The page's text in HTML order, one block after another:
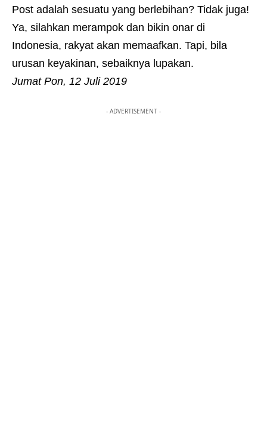
Post adalah sesuatu yang berlebihan? Tidak juga!
Ya, silahkan merampok dan bikin onar di
Indonesia, rakyat akan memaafkan. Tapi, bila
urusan keyakinan, sebaiknya lupakan.
Jumat Pon, 12 Juli 2019
- ADVERTISEMENT -